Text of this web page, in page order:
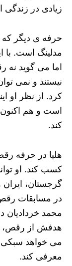
زیادی در
حرفه ی دیگر که
مدلینگ است. با
اما می گوید
نیستند و نمی
کرد. از نظر او
است و هم
کند.
هلیا در حرفه
گرجستان، ایران
در مسابقات
محمد خردادیان
هدفش از رقص،
می خواهد سبکی
معرفی کند.